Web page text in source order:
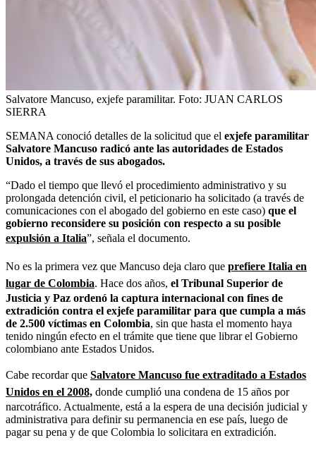
Salvatore Mancuso, exjefe paramilitar. Foto: JUAN CARLOS
SIERRA
SEMANA conoció detalles de la solicitud que el exjefe paramilitar
Salvatore Mancuso radicó ante las autoridades de Estados
Unidos, a través de sus abogados.
“Dado el tiempo que llevó el procedimiento administrativo y su
prolongada detención civil, el peticionario ha solicitado (a través de
comunicaciones con el abogado del gobierno en este caso) que el
gobierno reconsidere su posición con respecto a su posible
expulsión a Italia”, señala el documento.
No es la primera vez que Mancuso deja claro que prefiere Italia en
lugar de Colombia. Hace dos años, el Tribunal Superior de
Justicia y Paz ordenó la captura internacional con fines de
extradición contra el exjefe paramilitar para que cumpla a más
de 2.500 víctimas en Colombia, sin que hasta el momento haya
tenido ningún efecto en el trámite que tiene que librar el Gobierno
colombiano ante Estados Unidos.
Cabe recordar que Salvatore Mancuso fue extraditado a Estados
Unidos en el 2008, donde cumplió una condena de 15 años por
narcotráfico. Actualmente, está a la espera de una decisión judicial y
administrativa para definir su permanencia en ese país, luego de
pagar su pena y de que Colombia lo solicitara en extradición.